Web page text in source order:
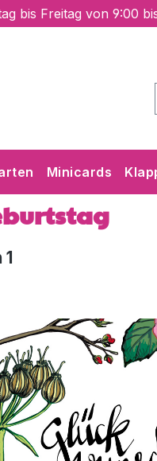
bis Freitag von 9:00
Minicards